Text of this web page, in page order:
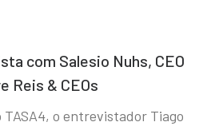
com Salesio Nuhs, CEO
Reis & CEOs
TASA4, o entrevistador Tiago